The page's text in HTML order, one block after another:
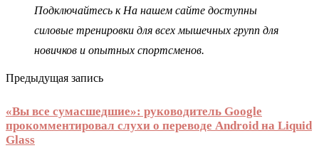
Подключайтесь кНа нашем сайте доступны
силовые тренировки для всех мышечных групп для
новичков и опытных спортсменов.
Предыдущая запись
«Вы все сумасшедшие»: руководитель Google
прокомментировал слухи о переводе Android на Liquid
Glass